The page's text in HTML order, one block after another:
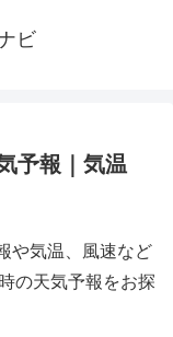
ビ
予報｜気温
や気温、風速など
の天気予報をお探